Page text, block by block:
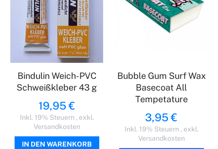
Bindulin Weich-PVC
Schweißkleber 43 g
19,95 €
Inkl. 19% Steuern , exkl.
Versandkosten
IN DEN WARENKORB
Bubble Gum Surf Wax
Basecoat All
Tempetature
3,95 €
Inkl. 19% Steuern , exkl.
Versandkosten